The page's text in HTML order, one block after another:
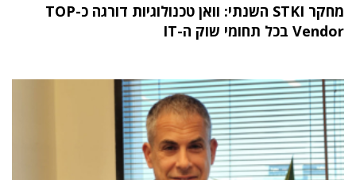
מחקר STKI השנתי: וואן טכנולוגיות דורגה כ-TOP
Vendor בכל תחומי שוק ה-IT